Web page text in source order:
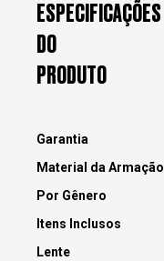
ESPECIFICAÇÕES
DO
PRODUTO
Garantia
Material da Armação
Por Gênero
Itens Inclusos
Lente